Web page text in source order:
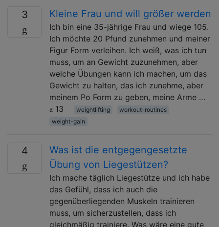
3 Kleine Frau und will größer werden
Ich bin eine 35-jährige Frau und wiege 105.
Ich möchte 20 Pfund zunehmen und meiner
Figur Form verleihen. Ich weiß, was ich tun
muss, um an Gewicht zuzunehmen, aber
welche Übungen kann ich machen, um das
Gewicht zu halten, das ich zunehme, aber
meinem Po Form zu geben, meine Arme …
13
weightlifting
workout-routines
weight-gain
4
Was ist die entgegengesetzte
Übung von Liegestützen?
Ich mache täglich Liegestütze und ich habe
das Gefühl, dass ich auch die
gegenüberliegenden Muskeln trainieren
muss, um sicherzustellen, dass ich
gleichmäßig trainiere. Was wäre eine gute